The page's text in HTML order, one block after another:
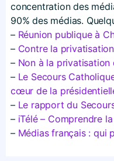
concentration des
90% des médias.
– Réunion publique à
– Contre la
– Non à la
– Le Secours
cœur de la
– Le rapport du
– iTélé – Comprendre
– Médias français : qui